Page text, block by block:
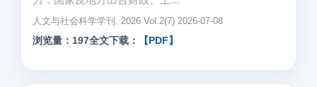
人文与社会科学学刊. 2026 Vol.2(7) 2026-07-08
浏览量：197全文下载： 【PDF】